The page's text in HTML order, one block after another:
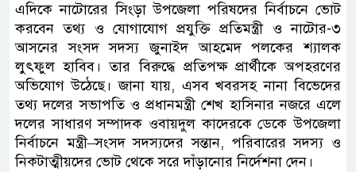
এদিকে নাটোরের সিংড়া উপজেলা পরিষদের নির্বাচনে ভোট
করবেন তথ্য ও যোগাযোগ প্রযুক্তি প্রতিমন্ত্রী ও নাটোর-৩
আসনের সংসদ সদস্য জুনাইদ আহমেদ পলকের শ্যালক
লুৎফুল হাবিব। তার বিরুদ্ধে প্রতিপক্ষ প্রার্থীকে অপহরণের
অভিযোগ উঠেছে। জানা যায়, এসব খবরসহ নানা বিভেদের
তথ্য দলের সভাপতি ও প্রধানমন্ত্রী শেখ হাসিনার নজরে এলে
দলের সাধারণ সম্পাদক ওবায়দুল কাদেরকে ডেকে উপজেলা
নির্বাচনে মন্ত্রী–সংসদ সদস্যদের সন্তান, পরিবারের সদস্য ও
নিকটাত্মীয়দের ভোট থেকে সরে দাঁড়ানোর নির্দেশনা দেন।